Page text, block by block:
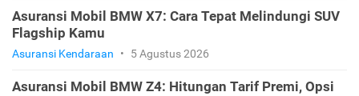
Asuransi Mobil BMW X7: Cara Tepat Melindungi SUV
Flagship Kamu
Asuransi Kendaraan • 5 Agustus 2026
Asuransi Mobil BMW Z4: Hitungan Tarif Premi, Opsi